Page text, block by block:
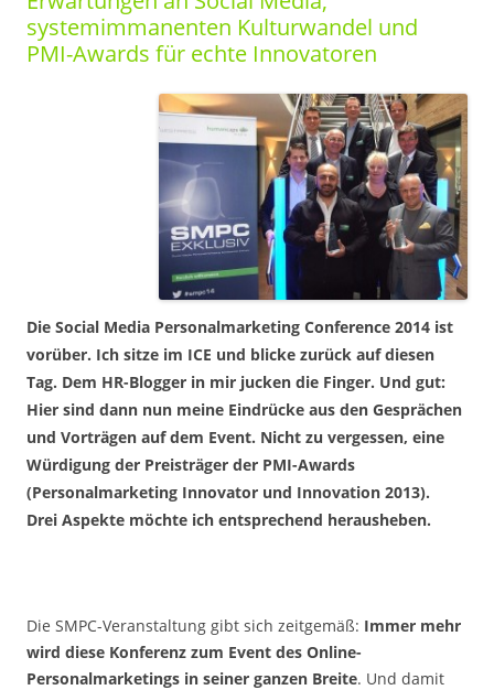
systemimmanenten Kulturwandel und
PMI-Awards für echte Innovatoren
Die Social Media Personalmarketing Conference 2014 ist
vorüber. Ich sitze im ICE und blicke zurück auf diesen
Tag. Dem HR-Blogger in mir jucken die Finger. Und gut:
Hier sind dann nun meine Eindrücke aus den Gesprächen
und Vorträgen auf dem Event. Nicht zu vergessen, eine
Würdigung der Preisträger der PMI-Awards
(Personalmarketing Innovator und Innovation 2013).
Drei Aspekte möchte ich entsprechend herausheben.
Die SMPC-Veranstaltung gibt sich zeitgemäß: Immer mehr
wird diese Konferenz zum Event des Online-
Personalmarketings in seiner ganzen Breite. Und damit